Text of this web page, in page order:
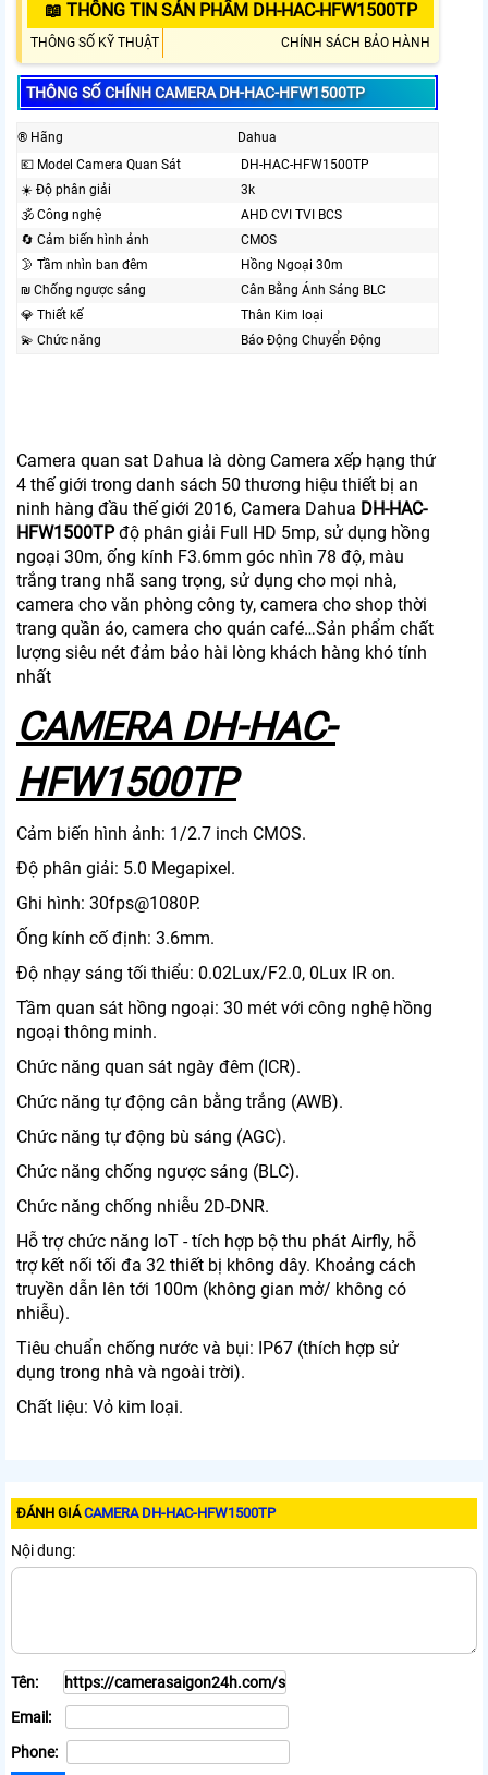
📖 THÔNG TIN SẢN PHẨM DH-HAC-HFW1500TP
THÔNG SỐ KỸ THUẬT CHÍNH SÁCH BẢO HÀNH
THÔNG SỐ CHÍNH CAMERA DH-HAC-HFW1500TP
®️ Hãng
Dahua
💶 Model Camera Quan Sát
DH-HAC-HFW1500TP
☀️ Độ phân giải
3k
🕉️ Công nghệ
AHD CVI TVI BCS
🔄 Cảm biến hình ảnh
CMOS
🌛 Tầm nhìn ban đêm
Hồng Ngoại 30m
₪ Chống ngược sáng
Cân Bằng Ánh Sáng BLC
💎 Thiết kế
Thân Kim loại
💫 Chức năng
Báo Động Chuyển Động
Camera quan sat Dahua là dòng Camera xếp hạng thứ
4 thế giới trong danh sách 50 thương hiệu thiết bị an
ninh hàng đầu thế giới 2016, Camera Dahua DH-HAC-
HFW1500TPđộ phân giải Full HD 5mp, sử dụng hồng
ngoại 30m, ống kính F3.6mm góc nhìn 78 độ, màu
trắng trang nhã sang trọng, sử dụng cho mọi nhà,
camera cho văn phòng công ty, camera cho shop thời
trang quần áo, camera cho quán café…Sản phẩm chất
lượng siêu nét đảm bảo hài lòng khách hàng khó tính
nhất
CAMERA DH-HAC-
HFW1500TP
Cảm biến hình ảnh: 1/2.7 inch CMOS.
Độ phân giải: 5.0 Megapixel.
Ghi hình: 30fps@1080P.
Ống kính cố định: 3.6mm.
Độ nhạy sáng tối thiểu: 0.02Lux/F2.0, 0Lux IR on.
Tầm quan sát hồng ngoại: 30 mét với công nghệ hồng
ngoại thông minh.
Chức năng quan sát ngày đêm (ICR).
Chức năng tự động cân bằng trắng (AWB).
Chức năng tự động bù sáng (AGC).
Chức năng chống ngược sáng (BLC).
Chức năng chống nhiễu 2D-DNR.
Hỗ trợ chức năng IoT - tích hợp bộ thu phát Airfly, hỗ
trợ kết nối tối đa 32 thiết bị không dây. Khoảng cách
truyền dẫn lên tới 100m (không gian mở/ không có
nhiễu).
Tiêu chuẩn chống nước và bụi: IP67 (thích hợp sử
dụng trong nhà và ngoài trời).
Chất liệu: Vỏ kim loại.
ĐÁNH GIÁCAMERA DH-HAC-HFW1500TP
Nội dung:
Tên:
Email:
Phone: